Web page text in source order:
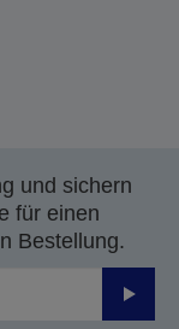
und sichern
für einen
Bestellung.